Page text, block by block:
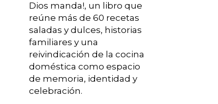
Dios manda!, un libro que
reúne más de 60 recetas
saladas y dulces, historias
familiares y una
reivindicación de la cocina
doméstica como espacio
de memoria, identidad y
celebración.